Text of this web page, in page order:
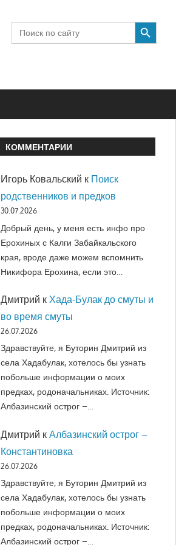
Search
for:
SEARCH BUTTON
КОММЕНТАРИИ
Игорь Ковальский к Поиск
родственников и предков
30.07.2026
Добрый день, у меня есть инфо про
Ерохиных с Калги Забайкальского
края, вроде даже можем вспомнить
Никифора Ерохина, если это…
Дмитрий к Хада-Булак до смуты и
во время смуты
26.07.2026
Здравствуйте, я Буторин Дмитрий из
села Хадабулак, хотелось бы узнать
побольше информации о моих
предках, родоначальниках. Источник:
Албазинский острог –…
Дмитрий к Албазинский острог –
Константиновка
26.07.2026
Здравствуйте, я Буторин Дмитрий из
села Хадабулак, хотелось бы узнать
побольше информации о моих
предках, родоначальниках. Источник:
Албазинский острог –…